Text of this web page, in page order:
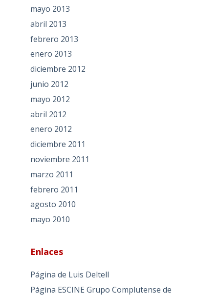
mayo 2013
abril 2013
febrero 2013
enero 2013
diciembre 2012
junio 2012
mayo 2012
abril 2012
enero 2012
diciembre 2011
noviembre 2011
marzo 2011
febrero 2011
agosto 2010
mayo 2010
Enlaces
Página de Luis Deltell
Página ESCINE Grupo Complutense de